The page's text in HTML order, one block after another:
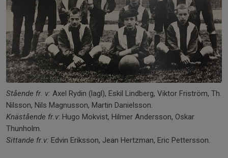
Stående fr. v: Axel Rydin (lagl), Eskil Lindberg, Viktor Friström, Th.
Nilsson, Nils Magnusson, Martin Danielsson.
Knästående fr.v: Hugo Mokvist, Hilmer Andersson, Oskar
Thunholm.
Sittande fr.v: Edvin Eriksson, Jean Hertzman, Eric Pettersson.